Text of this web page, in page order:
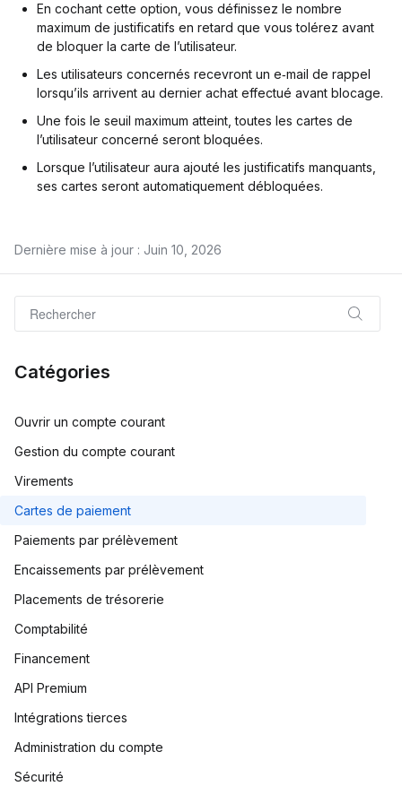
En cochant cette option, vous définissez le nombre
maximum de justificatifs en retard que vous tolérez avant
de bloquer la carte de l’utilisateur.
Les utilisateurs concernés recevront un e‑mail de rappel
lorsqu’ils arrivent au dernier achat effectué avant blocage.
Une fois le seuil maximum atteint, toutes les cartes de
l’utilisateur concerné seront bloquées.
Lorsque l’utilisateur aura ajouté les justificatifs manquants,
ses cartes seront automatiquement débloquées.
Dernière mise à jour : Juin 10, 2026
Catégories
Ouvrir un compte courant
Gestion du compte courant
Virements
Cartes de paiement
Paiements par prélèvement
Encaissements par prélèvement
Placements de trésorerie
Comptabilité
Financement
API Premium
Intégrations tierces
Administration du compte
Sécurité